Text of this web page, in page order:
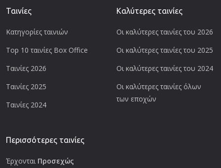
Ταινίες
Κατηγορίες ταινιών
Top 10 ταινίες Box Office
Ταινίες 2026
Ταινίες 2025
Ταινίες 2024
Καλύτερες ταινίες
Οι καλύτερες ταινίες του 2026
Οι καλύτερες ταινίες του 2025
Οι καλύτερες ταινίες του 2024
Οι καλύτερες ταινίες όλων
των εποχών
Περισσότερες ταινίες
Έρχονται Προσεχώς